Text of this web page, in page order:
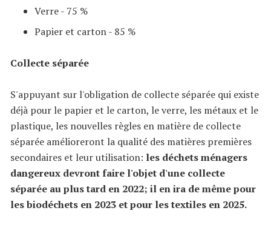
Verre - 75 %
Papier et carton - 85 %
Collecte séparée
S'appuyant sur l'obligation de collecte séparée qui existe
déjà pour le papier et le carton, le verre, les métaux et le
plastique, les nouvelles règles en matière de collecte
séparée amélioreront la qualité des matières premières
secondaires et leur utilisation: les déchets ménagers
dangereux devront faire l'objet d'une collecte
séparée au plus tard en 2022; il en ira de même pour
les biodéchets en 2023 et pour les textiles en 2025.